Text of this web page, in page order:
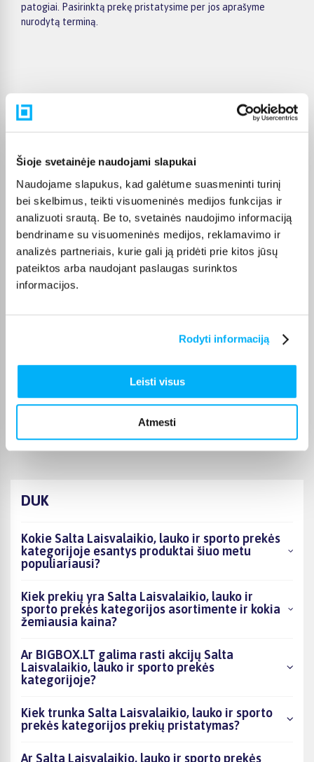
Šioje svetainėje naudojami slapukai
Naudojame slapukus, kad galėtume suasmeninti turinį
bei skelbimus, teikti visuomeninės medijos funkcijas ir
analizuoti srautą. Be to, svetainės naudojimo informaciją
bendriname su visuomeninės medijos, reklamavimo ir
analizės partneriais, kurie gali ją pridėti prie kitos jūsų
pateiktos arba naudojant paslaugas surinktos
informacijos.
Rodyti informaciją
Leisti visus
Atmesti
patogiai. Pasirinktą prekę pristatysime per jos aprašyme
nurodytą terminą.
Pirkėjų atsiliepimai apie prekes
Patvirtintas pirkėjas
Viskas puiku. Nežinau ką turiu vertinti prekę ar paradvėją? Vertinti reiktų
Eglė J.
Patvirtintas pirkėjas
Prekė kokybiška. Greitas pristatymas 👌
Aurelija V.
DUK
Kokie Salta Laisvalaikio, lauko ir sporto prekės
kategorijoje esantys produktai šiuo metu
populiariausi?
Kiek prekių yra Salta Laisvalaikio, lauko ir
sporto prekės kategorijos asortimente ir kokia
žemiausia kaina?
Ar BIGBOX.LT galima rasti akcijų Salta
Laisvalaikio, lauko ir sporto prekės
kategorijoje?
Kiek trunka Salta Laisvalaikio, lauko ir sporto
prekės kategorijos prekių pristatymas?
Ar Salta Laisvalaikio, lauko ir sporto prekės